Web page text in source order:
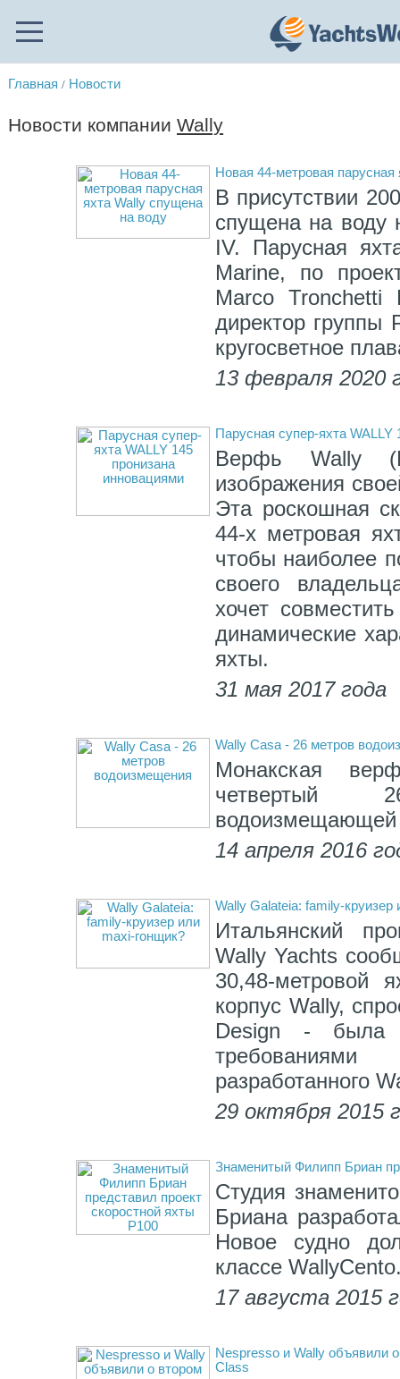
Главная / Новости
Новости компанииWally
Новая 44-метровая
В присутствии
спущена на воду
IV. Парусная
Marine, по
Marco Tronchetti
директор группы
кругосветное
13 февраля 2020
Парусная супер-яхта
Верфь Wally
изображения
Эта роскошная
44-х метровая
чтобы наиболее
своего
хочет
динамические
яхты.
31 мая 2017 года
Wally Casa - 26 метров
Монакская
четвертый
водоизмещающей
14 апреля 2016
Wally Galateia: family-круизер
Итальянский
Wally Yachts
30,48-метровой
корпус Wally,
Design - была
разработанного
29 октября 2015
Знаменитый Филипп Бриан
Студия
Бриана
Новое судно
классе
17 августа 2015
Nespresso и Wally объявили
Class